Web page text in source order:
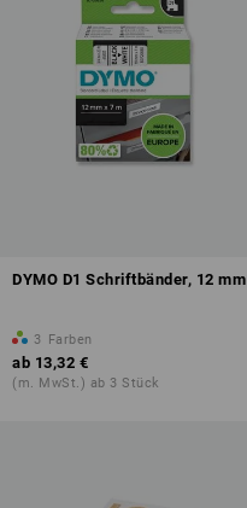
DYMO D1 Schriftbänder, 12 mm
3 Farben
ab 13,32 €
(m. MwSt.) ab 3 Stück